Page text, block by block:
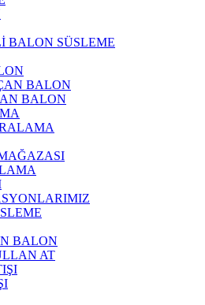
BALON SÜSLEME
BALON
BALON
BALON
AT